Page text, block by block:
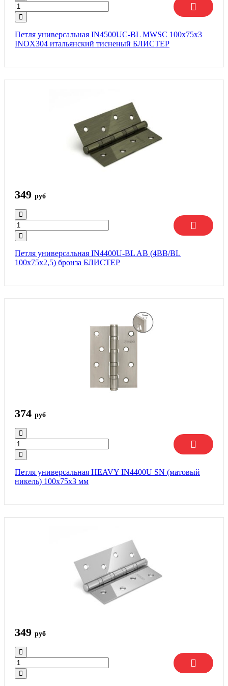
Петля универсальная IN4500UC-BL MWSC 100x75x3
INOX304 итальянский тисненый БЛИСТЕР
349 руб
Петля универсальная IN4400U-BL AB (4BB/BL
100x75x2,5) бронза БЛИСТЕР
374 руб
Петля универсальная HEAVY IN4400U SN (матовый
никель) 100х75х3 мм
349 руб